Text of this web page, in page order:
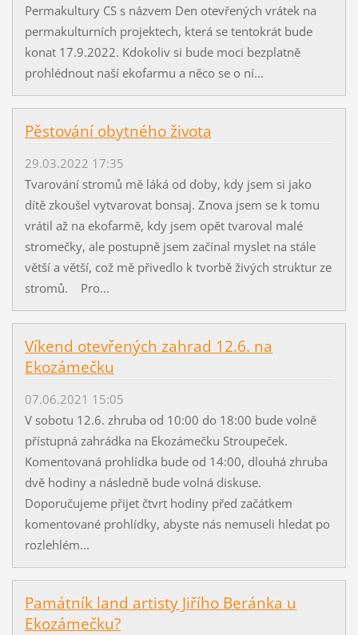
Permakultury CS s názvem Den otevřených vrátek na
permakulturních projektech, která se tentokrát bude
konat 17.9.2022. Kdokoliv si bude moci bezplatně
prohlédnout naší ekofarmu a něco se o ní...
Pěstování obytného života
29.03.2022 17:35
Tvarování stromů mě láká od doby, kdy jsem si jako
dítě zkoušel vytvarovat bonsaj. Znova jsem se k tomu
vrátil až na ekofarmě, kdy jsem opět tvaroval malé
stromečky, ale postupně jsem začínal myslet na stále
větší a větší, což mě přivedlo k tvorbě živých struktur ze
stromů. Pro...
Víkend otevřených zahrad 12.6. na
Ekozámečku
07.06.2021 15:05
V sobotu 12.6. zhruba od 10:00 do 18:00 bude volně
přístupná zahrádka na Ekozámečku Stroupeček.
Komentovaná prohlídka bude od 14:00, dlouhá zhruba
dvě hodiny a následně bude volná diskuse.
Doporučujeme přijet čtvrt hodiny před začátkem
komentované prohlídky, abyste nás nemuseli hledat po
rozlehlém...
Památník land artisty Jiřího Beránka u
Ekozámečku?